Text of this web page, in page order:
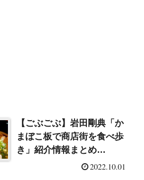
【ごぶごぶ】岩田剛典「か
まぼこ板で商店街を食べ歩
き」紹介情報まとめ
2022.10.01